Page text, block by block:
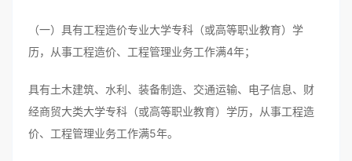
（一）具有工程造价专业大学专科（或高等职业教育）学
历，从事工程造价、工程管理业务工作满4年；
具有土木建筑、水利、装备制造、交通运输、电子信息、财
经商贸大类大学专科（或高等职业教育）学历，从事工程造
价、工程管理业务工作满5年。